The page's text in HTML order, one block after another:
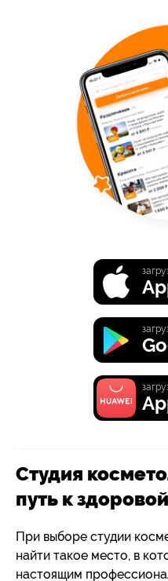
Студия
путь к
При выборе студии
найти такое место, в
настоящим